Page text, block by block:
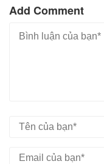
Add Comment